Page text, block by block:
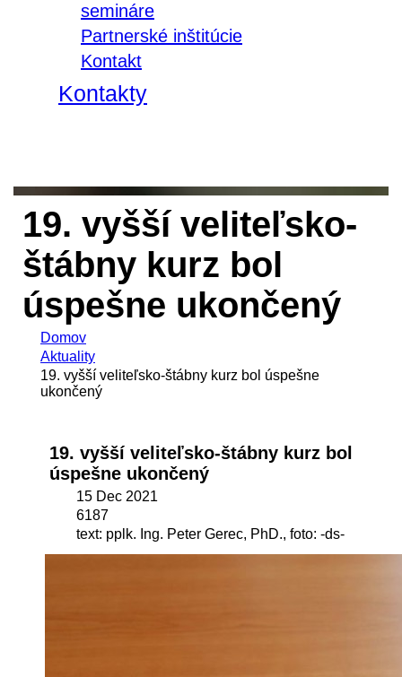
semináre
Partnerské inštitúcie
Kontakt
Kontakty
19. vyšší veliteľsko-
štábny kurz bol
úspešne ukončený
Domov
Aktuality
19. vyšší veliteľsko-štábny kurz bol úspešne
ukončený
19. vyšší veliteľsko-štábny kurz bol
úspešne ukončený
15 Dec 2021
6187
text: pplk. Ing. Peter Gerec, PhD., foto: -ds-